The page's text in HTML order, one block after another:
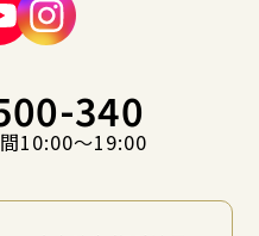
340
10:00〜19:00